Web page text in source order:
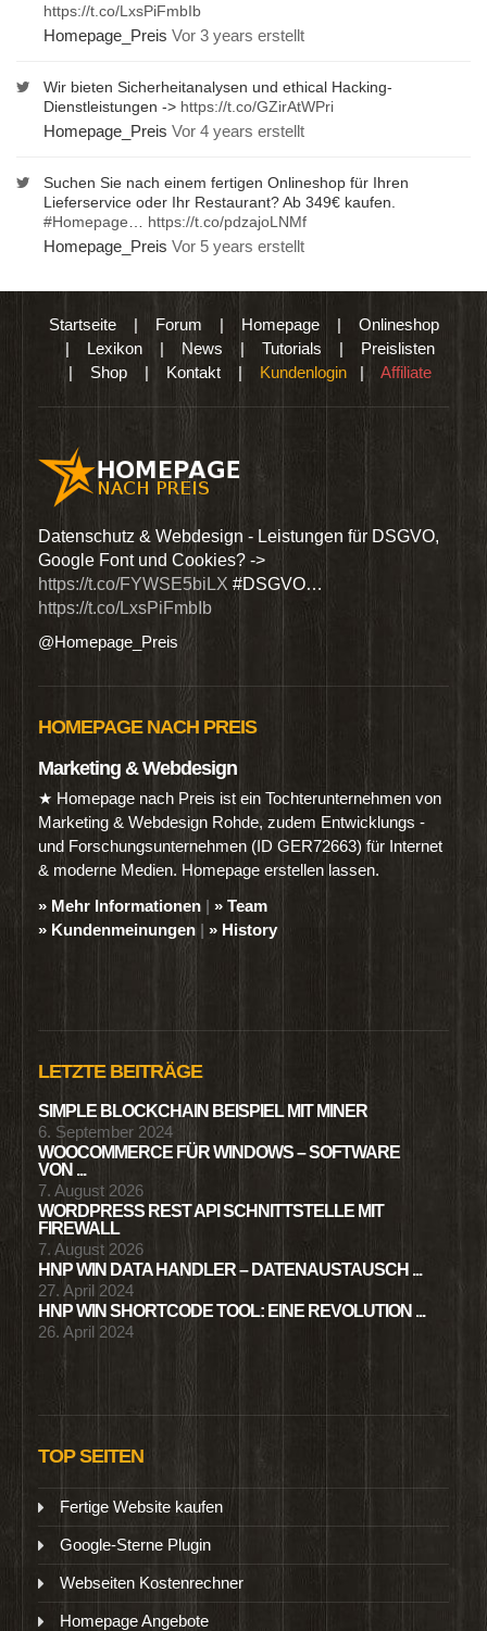
https://t.co/LxsPiFmbIb
Homepage_Preis Vor 3 years erstellt
Wir bieten Sicherheitanalysen und ethical Hacking-
Dienstleistungen -> https://t.co/GZirAtWPri
Homepage_Preis Vor 4 years erstellt
Suchen Sie nach einem fertigen Onlineshop für Ihren
Lieferservice oder Ihr Restaurant? Ab 349€ kaufen.
#Homepage
https://t.co/pdzajoLNMf
Homepage_Preis Vor 5 years erstellt
Startseite| Forum | Homepage| Onlineshop
| Lexikon | News | Tutorials | Preislisten
| Shop | Kontakt | Kundenlogin | Affiliate
Datenschutz & Webdesign - Leistungen für DSGVO,
Google Font und Cookies? ->
https://t.co/FYWSE5biLX #DSGVO…
https://t.co/LxsPiFmbIb
@Homepage_Preis
HOMEPAGE NACH PREIS
Marketing & Webdesign
★ Homepage nach Preis ist ein Tochterunternehmen von
Marketing & Webdesign Rohde, zudem Entwicklungs -
und Forschungsunternehmen (ID GER72663) für Internet
& moderne Medien. Homepage erstellen lassen.
» Mehr Informationen | » Team
» Kundenmeinungen | » History
LETZTE BEITRÄGE
SIMPLE BLOCKCHAIN BEISPIEL MIT MINER
6. September 2024
WOOCOMMERCE FÜR WINDOWS – SOFTWARE
VON ...
7. August 2026
WORDPRESS REST API SCHNITTSTELLE MIT
FIREWALL
7. August 2026
HNP WIN DATA HANDLER – DATENAUSTAUSCH ...
27. April 2024
HNP WIN SHORTCODE TOOL: EINE REVOLUTION ...
26. April 2024
TOP SEITEN
Fertige Website kaufen
Google-Sterne Plugin
Webseiten Kostenrechner
Homepage Angebote